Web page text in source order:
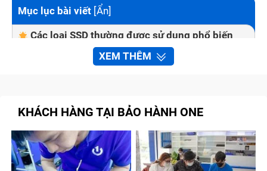
Mục lục bài viết [Ẩn]
Các loại SSD thường được sử dụng phổ biến
M.2 SSD
Dấu hiệu nhận biết cần nâng cấp SSD máy tính
Macbook Air Mid 2012 11-Inch A1465-2558
Nguyên nhân ổ cứng SSD máy tính Macbook
XEM THÊM
KHÁCH HÀNG TẠI BẢO HÀNH ONE